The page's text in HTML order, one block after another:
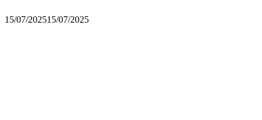
15/07/202515/07/2025